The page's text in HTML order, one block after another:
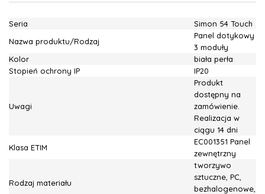
Seria
Simon 54 Touch
Nazwa produktu/Rodzaj
Panel dotykowy
3 moduły
Kolor
biała perła
Stopień ochrony IP
IP20
Uwagi
Produkt
dostępny na
zamówienie.
Realizacja w
ciągu 14 dni
Klasa ETIM
EC001351 Panel
zewnętrzny
Rodzaj materiału
tworzywo
sztuczne, PC,
bezhalogenowe,